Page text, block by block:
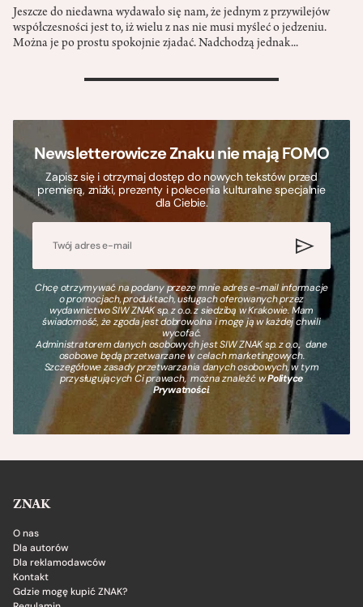
Jeszcze do niedawna wydawało się nam, że jednym z przywilejów
współczesności jest to, iż wielu z nas nie musi myśleć o jedzeniu.
Można je po prostu spokojnie zjadać. Nadchodzą jednak...
>
Newsletterowicze Znaku nie mają FOMO
Zapisz się i otrzymaj dostęp do nowych tekstów przed
premierą, zniżki, prezenty i polecenia kulturalne specjalnie
dla Ciebie.
Chcę otrzymywać na podany przeze mnie adres e-mail informacje
o promocjach, produktach, usługach oferowanych przez
wydawnictwo SIW ZNAK sp. z o.o. z siedzibą w Krakowie. Mam
świadomość, że zgoda jest dobrowolna i mogę ją w każdej chwili
wycofać.
Administratorem danych osobowych jest SIW ZNAK sp. z o.o., dane
osobowe będą przetwarzane w celach marketingowych.
Szczegółowe zasady przetwarzania danych osobowych, w tym
przysługujących Ci prawach, można znaleźć wPolityce
Prywatności.
ZNAK
O nas
Dla autorów
Dla reklamodawców
Kontakt
Gdzie mogę kupić ZNAK?